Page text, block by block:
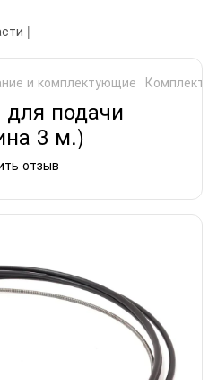
и комплектующие
подачи
3 м.)
отзыв